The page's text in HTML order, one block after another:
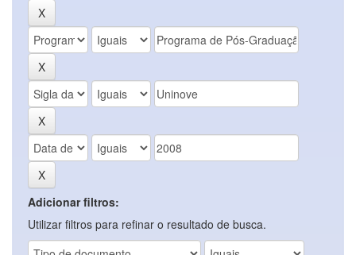
Adicionar filtros:
Utilizar filtros para refinar o resultado de busca.